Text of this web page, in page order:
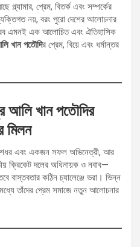
গ্ল্যামার, প্রেম, বিতর্ক এবং সম্পর্কের
নয়, বরং পুরো দেশের আলোচনার
এমনই এক আলোচিত এবং ঐতিহাসিক
খান পতৌদির প্রেম, বিয়ে এবং ধর্মান্তর
আলি খান পতৌদির
মিলন
বংশধর এবং একজন সফল অভিনেত্রী, আর
ক্রিকেট দলের অধিনায়ক ও নবাব—
বাস্তবতার কঠিন চ্যালেঞ্জে ভরা। ভিন্ন
মধ্যে তাঁদের প্রেম সমাজে নতুন আলোচনার